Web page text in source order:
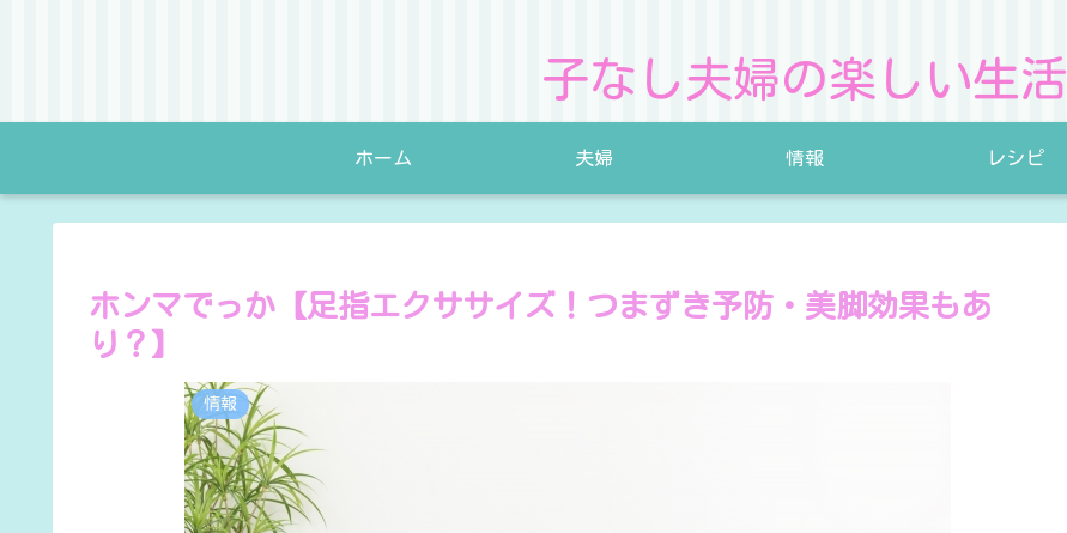
子なし夫婦の楽しい生活
ホーム 夫婦 情報 レシピ
ホンマでっか【足指エクササイズ！つまずき予防・美脚効果もあ
り？】
情報